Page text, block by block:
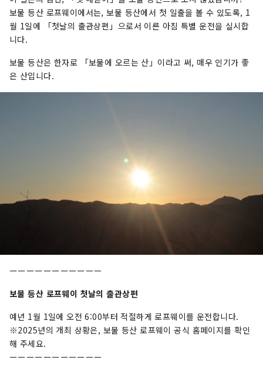
보물 등산 로프웨이에서는, 보물 등산에서 첫 일출을 볼 수 있도록, 1
월 1일에 「첫날의 출관상편」으로서 이른 아침 특별 운전을 실시합
니다.
보물 등산은 한자로 「보물에 오르는 산」이라고 써, 매우 인기가 좋
은 산입니다.
ーーーーーーーーーーー
보물 등산 로프웨이 첫날의 출관상편
예년 1월 1일에 오전 6:00부터 적절하게 로프웨이를 운전합니다.
※2025년의 개최 상황은, 보물 등산 로프웨이 공식 홈페이지를 확인
해 주세요.
ーーーーーーーーーーー